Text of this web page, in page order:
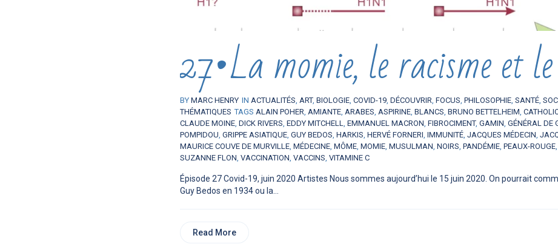
27•La momie, le racisme et
BY MARC HENRY IN ACTUALITÉS, ART, BIOLOGIE, COVID-19, DÉCOUVRIR, FOCUS, PHILOSOPHIE, SANTÉ,
THÉMATIQUES TAGS ALAIN POHER, AMIANTE, ARABES, ASPIRINE, BLANCS, BRUNO BETTELHEIM,
CLAUDE MOINE, DICK RIVERS, EDDY MITCHELL, EMMANUEL MACRON, FIBROCIMENT, GAMIN, GÉNÉRAL DE
POMPIDOU, GRIPPE ASIATIQUE, GUY BEDOS, HARKIS, HERVÉ FORNERI, IMMUNITÉ, JACQUES MÉDECIN,
MAURICE COUVE DE MURVILLE, MÉDECINE, MÔME, MOMIE, MUSULMAN, NOIRS, PANDÉMIE, PEAUX-ROUGE,
SUZANNE FLON, VACCINATION, VACCINS, VITAMINE C
Épisode 27 Covid-19, juin 2020 Artistes Nous sommes aujourd’hui le 15 juin 2020. On pourrait
Guy Bedos en 1934 ou la...
Read More